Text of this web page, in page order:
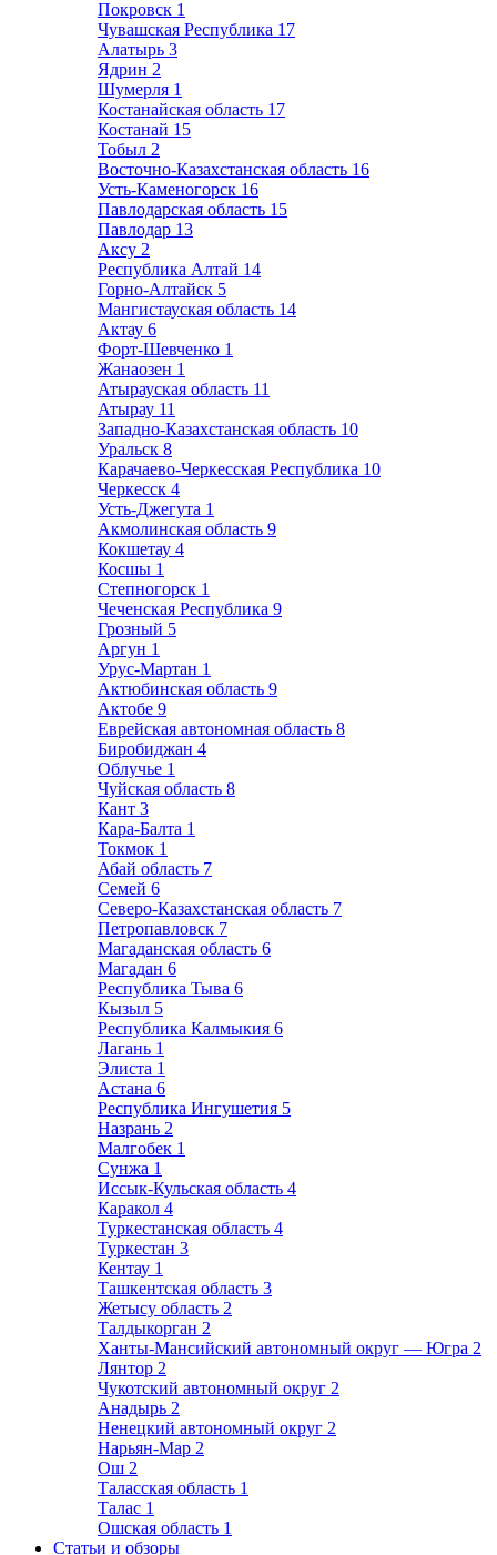
Покровск 1
Чувашская Республика 17
Алатырь 3
Ядрин 2
Шумерля 1
Костанайская область 17
Костанай 15
Тобыл 2
Восточно-Казахстанская область 16
Усть-Каменогорск 16
Павлодарская область 15
Павлодар 13
Аксу 2
Республика Алтай 14
Горно-Алтайск 5
Мангистауская область 14
Актау 6
Форт-Шевченко 1
Жанаозен 1
Атырауская область 11
Атырау 11
Западно-Казахстанская область 10
Уральск 8
Карачаево-Черкесская Республика 10
Черкесск 4
Усть-Джегута 1
Акмолинская область 9
Кокшетау 4
Косшы 1
Степногорск 1
Чеченская Республика 9
Грозный 5
Аргун 1
Урус-Мартан 1
Актюбинская область 9
Актобе 9
Еврейская автономная область 8
Биробиджан 4
Облучье 1
Чуйская область 8
Кант 3
Кара-Балта 1
Токмок 1
Абай область 7
Семей 6
Северо-Казахстанская область 7
Петропавловск 7
Магаданская область 6
Магадан 6
Республика Тыва 6
Кызыл 5
Республика Калмыкия 6
Лагань 1
Элиста 1
Астана 6
Республика Ингушетия 5
Назрань 2
Малгобек 1
Сунжа 1
Иссык-Кульская область 4
Каракол 4
Туркестанская область 4
Туркестан 3
Кентау 1
Ташкентская область 3
Жетысу область 2
Талдыкорган 2
Ханты-Мансийский автономный округ — Югра 2
Лянтор 2
Чукотский автономный округ 2
Анадырь 2
Ненецкий автономный округ 2
Нарьян-Мар 2
Ош 2
Таласская область 1
Талас 1
Ошская область 1
Статьи и обзоры